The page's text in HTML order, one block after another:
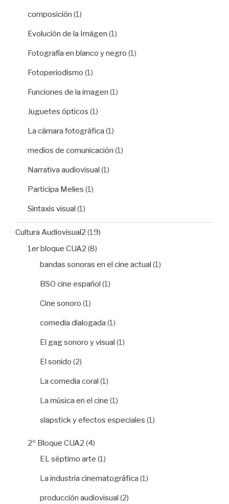
composición (1)
Evolución de la Imágen (1)
Fotografía en blanco y negro (1)
Fotoperiodismo (1)
Funciones de la imagen (1)
Juguetes ópticos (1)
La cámara fotográfica (1)
medios de comunicación (1)
Narrativa audiovisual (1)
Participa Melies (1)
Sintaxis visual (1)
Cultura Audiovisual2 (19)
1er bloque CUA2 (8)
bandas sonoras en el cine actual (1)
BSO cine español (1)
Cine sonoro (1)
comedia dialogada (1)
El gag sonoro y visual (1)
El sonido (2)
La comedia coral (1)
La música en el cine (1)
slapstick y efectos especiales (1)
2º Bloque CUA2 (4)
EL séptimo arte (1)
La industria cinematográfica (1)
producción audiovisual (2)